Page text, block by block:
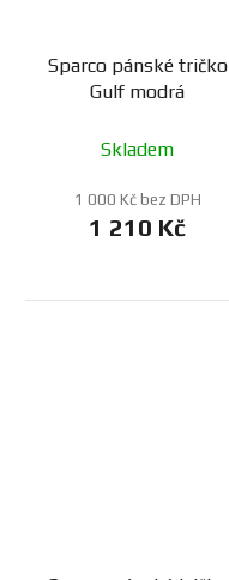
Sparco pánské tričko
Gulf modrá
Skladem
1 000 Kč bez DPH
1 210 Kč